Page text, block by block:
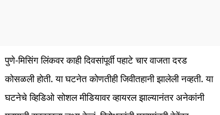
पुणे-मिसिंग लिंकवर काही दिवसांपूर्वी पहाटे चार वाजता दरड
कोसळली होती. या घटनेत कोणतीही जिवीतहानी झालेली नव्हती. या
घटनेचे व्हिडिओ सोशल मीडियावर व्हायरल झाल्यानंतर अनेकांनी